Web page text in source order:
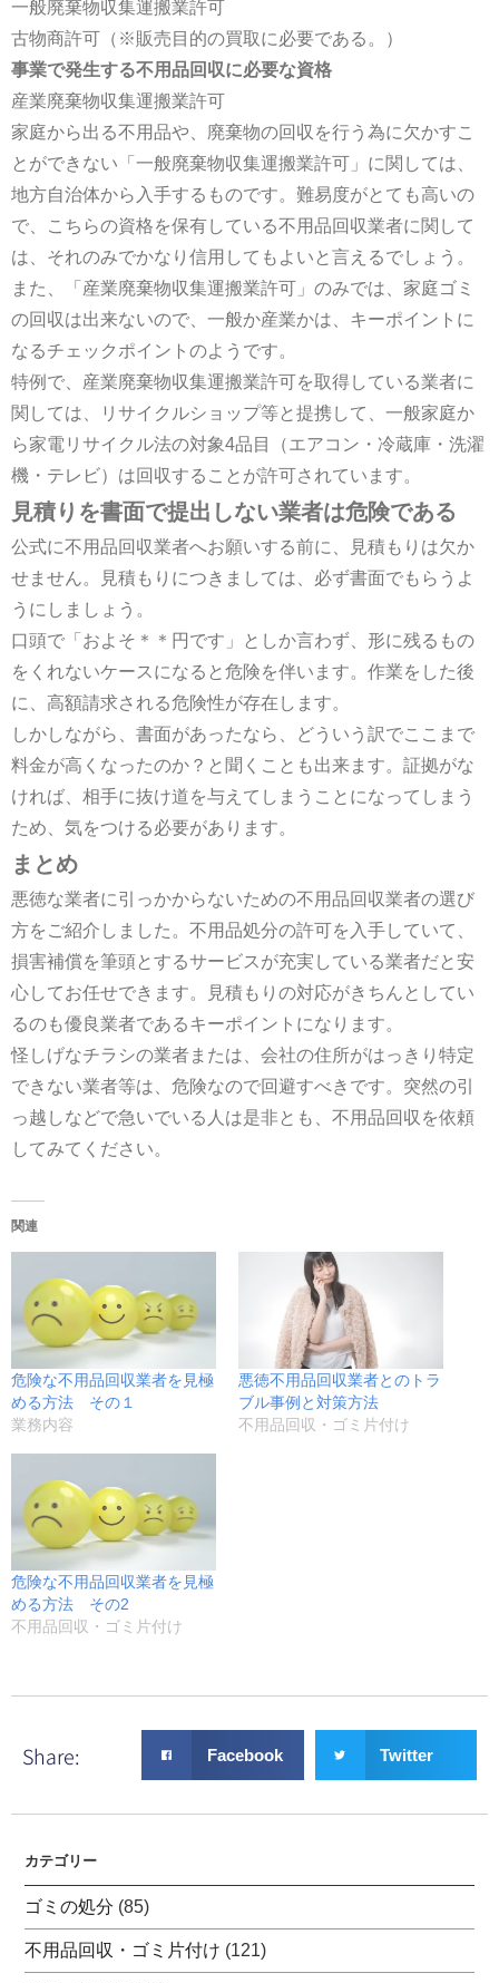
一般廃棄物収集運搬業許可
古物商許可（※販売目的の買取に必要である。）
事業で発生する不用品回収に必要な資格
産業廃棄物収集運搬業許可
家庭から出る不用品や、廃棄物の回収を行う為に欠かすこ
とができない「一般廃棄物収集運搬業許可」に関しては、
地方自治体から入手するものです。難易度がとても高いの
で、こちらの資格を保有している不用品回収業者に関して
は、それのみでかなり信用してもよいと言えるでしょう。
また、「産業廃棄物収集運搬業許可」のみでは、家庭ゴミ
の回収は出来ないので、一般か産業かは、キーポイントに
なるチェックポイントのようです。
特例で、産業廃棄物収集運搬業許可を取得している業者に
関しては、リサイクルショップ等と提携して、一般家庭か
ら家電リサイクル法の対象4品目（エアコン・冷蔵庫・洗濯
機・テレビ）は回収することが許可されています。
見積りを書面で提出しない業者は危険である
公式に不用品回収業者へお願いする前に、見積もりは欠か
せません。見積もりにつきましては、必ず書面でもらうよ
うにしましょう。
口頭で「およそ＊＊円です」としか言わず、形に残るもの
をくれないケースになると危険を伴います。作業をした後
に、高額請求される危険性が存在します。
しかしながら、書面があったなら、どういう訳でここまで
料金が高くなったのか？と聞くことも出来ます。証拠がな
ければ、相手に抜け道を与えてしまうことになってしまう
ため、気をつける必要があります。
まとめ
悪徳な業者に引っかからないための不用品回収業者の選び
方をご紹介しました。不用品処分の許可を入手していて、
損害補償を筆頭とするサービスが充実している業者だと安
心してお任せできます。見積もりの対応がきちんとしてい
るのも優良業者であるキーポイントになります。
怪しげなチラシの業者または、会社の住所がはっきり特定
できない業者等は、危険なので回避すべきです。突然の引
っ越しなどで急いでいる人は是非とも、不用品回収を依頼
してみてください。
関連
危険な不用品回収業者を見極
める方法 その１
業務内容
悪徳不用品回収業者とのトラ
ブル事例と対策方法
不用品回収・ゴミ片付け
危険な不用品回収業者を見極
める方法 その2
不用品回収・ゴミ片付け
Share: Facebook Twitter
カテゴリー
ゴミの処分 (85)
不用品回収・ゴミ片付け (121)